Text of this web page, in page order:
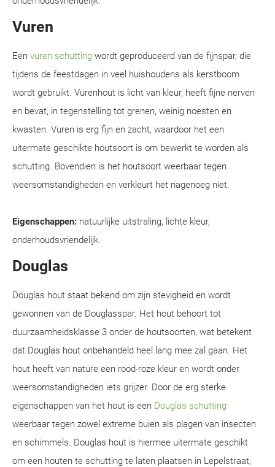
Vuren
Een vuren schutting wordt geproduceerd van de fijnspar, die
tijdens de feestdagen in veel huishoudens als kerstboom
wordt gebruikt. Vurenhout is licht van kleur, heeft fijne nerven
en bevat, in tegenstelling tot grenen, weinig noesten en
kwasten. Vuren is erg fijn en zacht, waardoor het een
uitermate geschikte houtsoort is om bewerkt te worden als
schutting. Bovendien is het houtsoort weerbaar tegen
weersomstandigheden en verkleurt het nagenoeg niet.
Eigenschappen: natuurlijke uitstraling, lichte kleur,
onderhoudsvriendelijk.
Douglas
Douglas hout staat bekend om zijn stevigheid en wordt
gewonnen van de Douglasspar. Het hout behoort tot
duurzaamheidsklasse 3 onder de houtsoorten, wat betekent
dat Douglas hout onbehandeld heel lang mee zal gaan. Het
hout heeft van nature een rood-roze kleur en wordt onder
weersomstandigheden iets grijzer. Door de erg sterke
eigenschappen van het hout is een Douglas schutting
weerbaar tegen zowel extreme buien als plagen van insecten
en schimmels. Douglas hout is hiermee uitermate geschikt
om een houten te schutting te laten plaatsen in Lepelstraat,